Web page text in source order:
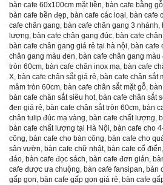
bàn cafe 60x100cm mặt liền, bàn cafe bằng gỗ
bàn cafe bền đẹp, bàn cafe các loại, bàn cafe
cafe chân gang, bàn cafe chân gang 3 nhánh,
lượng, bàn cafe chân gang đúc, bàn cafe
bàn cafe chân gang giá rẻ tại hà nội, bàn cafe
chân gang màu đen, bàn cafe chân gang màu
tròn 60cm, bàn cafe chân inox mạ, bàn cafe
X, bàn cafe chân sắt giá rẻ, bàn cafe chân sắt
mâm tròn 60cm, bàn cafe chân sắt mặt gỗ,
bàn cafe chân sắt siêu hot, bàn cafe chân sắt
đen giá rẻ, bàn cafe chân sắt tròn 60cm, bàn
chân tulip đúc mạ vàng, bàn cafe chất lượng,
bàn cafe chất lượng tại Hà Nội, bàn cafe cho
công, bàn cafe cho bàn công, bàn cafe cho
sân vườn, bàn cafe chữ nhật, bàn cafe cổ điển,
đáo, bàn cafe đọc sách, bàn cafe đơn giản,
cafe được ưa chuộng, bàn cafe fansipan, bàn
gấp gọn, bàn cafe gấp gọn giá rẻ, bàn cafe